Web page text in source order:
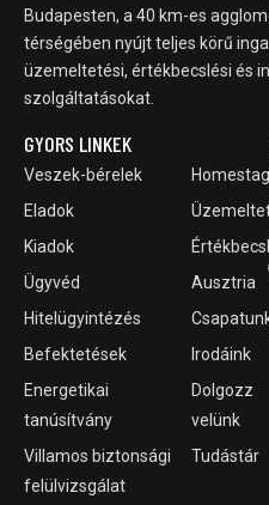
Budapesten, a 40 km-es
térségében nyújt teljes körű
üzemeltetési, értékbecslési és
szolgáltatásokat.
GYORS LINKEK
Veszek-bérelek
Eladok
Kiadok
Ügyvéd
Hitelügyintézés
Befektetések
Energetikai
tanúsítvány
Villamos biztonsági
felülvizsgálat
Ausztria
Irodáink
Dolgozz
velünk
Tudástár